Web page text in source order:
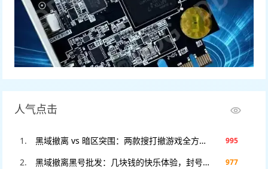
人气点击
黑域撤离 vs 暗区突围：两款搜打撤游戏全方位对比，谁才是2025年版本之子？ 995
黑域撤离黑号批发：几块钱的快乐体验，封号不心疼，暴力测试专用！ 977